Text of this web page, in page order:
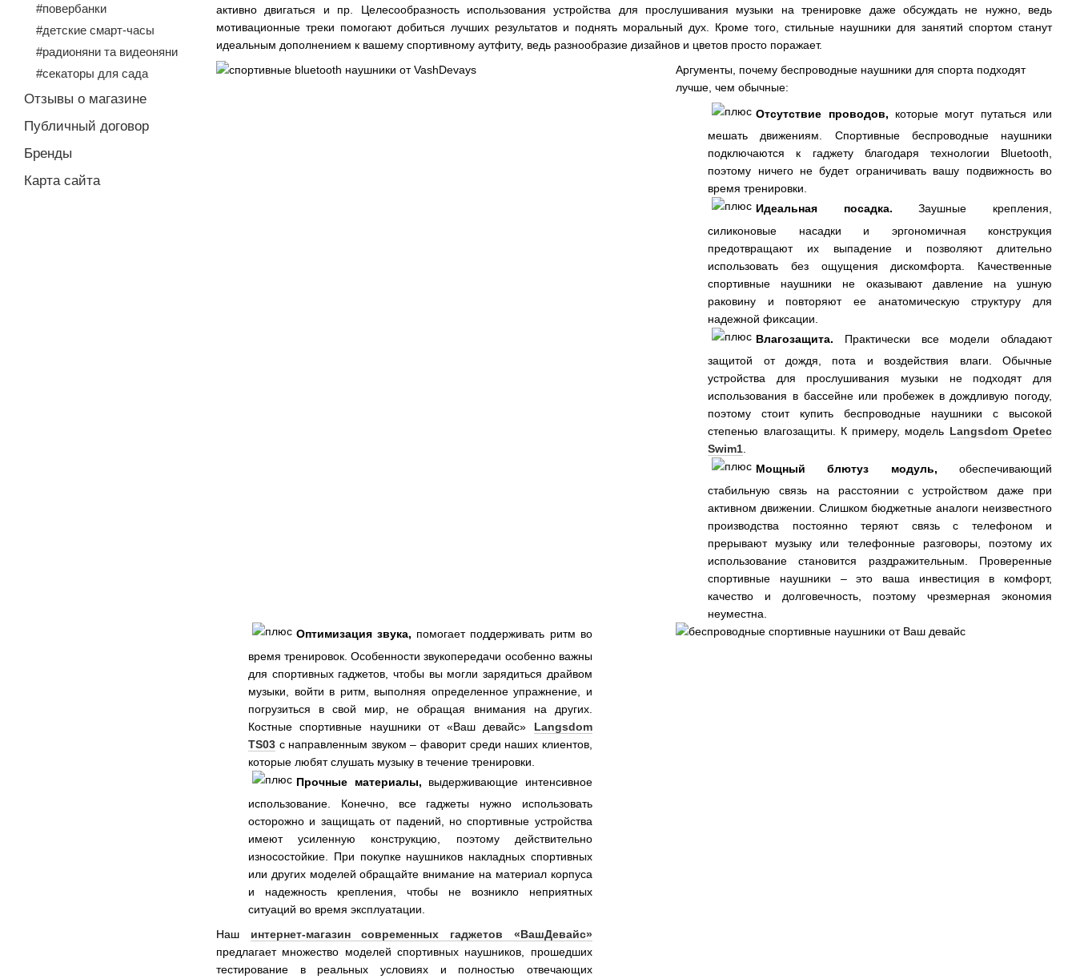
активно двигаться и пр. Целесообразность использования устройства для прослушивания музыки на тренировке даже обсуждать не нужно, ведь
мотивационные треки помогают добиться лучших результатов и поднять моральный дух. Кроме того, стильные наушники для занятий спортом станут
идеальным дополнением к вашему спортивному аутфиту, ведь разнообразие дизайнов и цветов просто поражает.
Аргументы, почему беспроводные наушники для спорта подходят
лучше, чем обычные:
Отсутствие проводов, которые могут путаться или
мешать движениям. Спортивные беспроводные наушники
подключаются к гаджету благодаря технологии Bluetooth,
поэтому ничего не будет ограничивать вашу подвижность во
время тренировки.
Идеальная посадка.Заушные крепления,
силиконовые насадки и эргономичная конструкция
предотвращают их выпадение и позволяют длительно
использовать без ощущения дискомфорта. Качественные
спортивные наушники не оказывают давление на ушную
раковину и повторяют ее анатомическую структуру для
надежной фиксации.
Влагозащита. Практически все модели обладают
защитой от дождя, пота и воздействия влаги. Обычные
устройства для прослушивания музыки не подходят для
использования в бассейне или пробежек в дождливую погоду,
поэтому стоит купить беспроводные наушники с высокой
степенью влагозащиты. К примеру, модель Langsdom Opetec
Swim1
Мощный блютуз модуль, обеспечивающий
стабильную связь на расстоянии с устройством даже при
активном движении. Слишком бюджетные аналоги неизвестного
производства постоянно теряют связь с телефоном и
прерывают музыку или телефонные разговоры, поэтому их
использование становится раздражительным. Проверенные
спортивные наушники – это ваша инвестиция в комфорт,
качество и долговечность, поэтому чрезмерная экономия
неуместна.
Оптимизация звука, помогает поддерживать ритм во
время тренировок. Особенности звукопередачи особенно важны
для спортивных гаджетов, чтобы вы могли зарядиться драйвом
музыки, войти в ритм, выполняя определенное упражнение, и
погрузиться в свой мир, не обращая внимания на других.
Костные спортивные наушники от «Ваш девайс» Langsdom
TS03 с направленным звуком – фаворит среди наших клиентов,
которые любят слушать музыку в течение тренировки.
Прочные материалы, выдерживающие интенсивное
использование. Конечно, все гаджеты нужно использовать
осторожно и защищать от падений, но спортивные устройства
имеют усиленную конструкцию, поэтому действительно
износостойкие. При покупке наушников накладных спортивных
или других моделей обращайте внимание на материал корпуса
и надежность крепления, чтобы не возникло неприятных
ситуаций во время эксплуатации.
Наш интернет-магазин современных гаджетов «ВашДевайс»
предлагает множество моделей спортивных наушников, прошедших
тестирование в реальных условиях и полностью отвечающих
#повербанки
#детские смарт-часы
#радионяни та видеоняни
#секаторы для сада
Отзывы о магазине
Публичный договор
Бренды
Карта сайта